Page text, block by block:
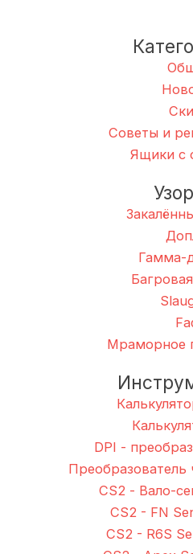
Советы и
Ящики с
Гамма-
Мраморное
DPI -
Преобразователь
CS2 - Вало-
CS2 - FN
CS2 - R6S